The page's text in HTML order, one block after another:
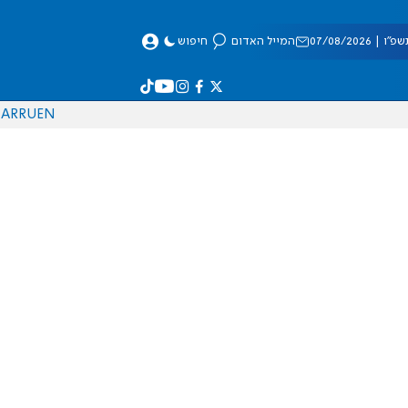
08/2026 המייל האדום חיפוש
EN
RU
AR